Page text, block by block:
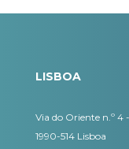
LISBOA
Via do Oriente n.º 4
1990-514 Lisboa